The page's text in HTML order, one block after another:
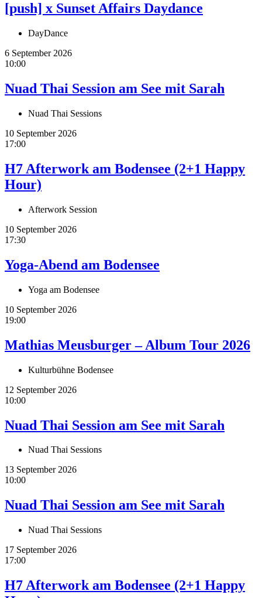
[push] x Sunset Affairs Daydance
DayDance
6 September 2026
10:00
Nuad Thai Session am See mit Sarah
Nuad Thai Sessions
10 September 2026
17:00
H7 Afterwork am Bodensee (2+1 Happy
Hour)
Afterwork Session
10 September 2026
17:30
Yoga-Abend am Bodensee
Yoga am Bodensee
10 September 2026
19:00
Mathias Meusburger – Album Tour 2026
Kulturbühne Bodensee
12 September 2026
10:00
Nuad Thai Session am See mit Sarah
Nuad Thai Sessions
13 September 2026
10:00
Nuad Thai Session am See mit Sarah
Nuad Thai Sessions
17 September 2026
17:00
H7 Afterwork am Bodensee (2+1 Happy